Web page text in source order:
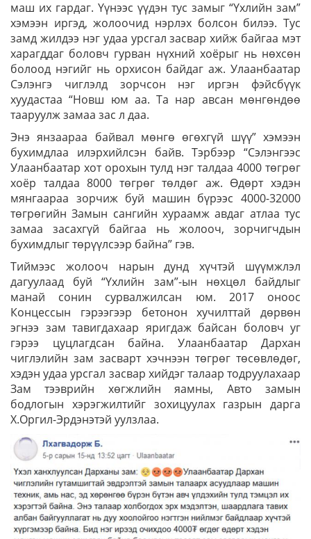
маш их гардаг. Үүнээс үүдэн тус замыг “Үхлийн зам”
хэмээн иргэд, жолоочид нэрлэх болсон билээ. Тус
замд жилдээ нэг удаа урсгал засвар хийж байгаа мэт
харагддаг боловч гурван нүхний хоёрыг нь нөхсөн
болоод нэгийг нь орхисон байдаг аж. Улаанбаатар
Сэлэнгэ чиглэлд зорчсон нэг иргэн фэйсбүүк
хуудастаа “Новш юм аа. Та нар авсан мөнгөндөө
тааруулж замаа зас л даа.
Энэ янзаараа байвал мөнгө өгөхгүй шүү” хэмээн
бухимдлаа илэрхийлсэн байв. Тэрбээр “Сэлэнгээс
Улаанбаатар хот орохын тулд нэг талдаа 4000 төгрөг
хоёр талдаа 8000 төгрөг төлдөг аж. Өдөрт хэдэн
мянгаараа зорчиж буй машин бүрээс 4000-32000
төгрөгийн Замын сангийн хураамж авдаг атлаа тус
замаа засахгүй байгаа нь жолооч, зорчигчдын
бухимдлыг төрүүлсээр байна” гэв.
Тиймээс жолооч нарын дунд хүчтэй шүүмжлэл
дагуулаад буй “Үхлийн зам”-ын нөхцөл байдлыг
манай сонин сурвалжилсан юм. 2017 оноос
Концессын гэрээгээр бетонон хучилттай дөрвөн
эгнээ зам тавигдахаар яригдаж байсан боловч уг
гэрээ цуцлагдсан байна. Улаанбаатар Дархан
чиглэлийн зам засварт хэчнээн төгрөг төсөвлөдөг,
хэдэн удаа урсгал засвар хийдэг талаар тодруулахаар
Зам тээврийн хөгжлийн яамны, Авто замын
бодлогын хэрэгжилтийг зохицуулах газрын дарга
Х.Оргил-Эрдэнэтэй уулзлаа.